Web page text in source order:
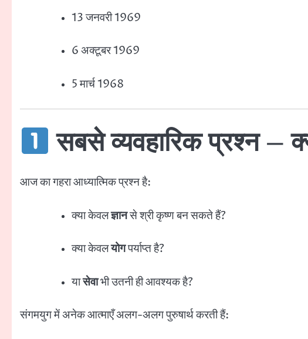
13 जनवरी 1969
6 अक्टूबर 1969
5 मार्च 1968
सबसे व्यवहारिक प्रश्न –
आज का गहरा आध्यात्मिक प्रश्न है:
क्या केवलज्ञानसे श्री कृष्ण बन सकते हैं?
क्या केवलयोगपर्याप्त है?
यासेवाभी उतनी ही आवश्यक है?
संगमयुग में अनेक आत्माएँ अलग-अलग पुरुषार्थ करती हैं: